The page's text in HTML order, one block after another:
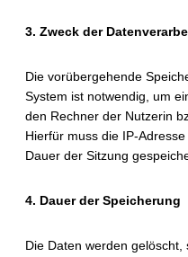
3. Zweck der
Die vorübergehende
System ist notwendig, um
den Rechner der Nutzerin
Hierfür muss die IP-
Dauer der Sitzung
4. Dauer der Speicherung
Die Daten werden